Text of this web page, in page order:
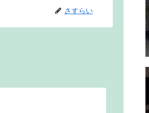
さすらい